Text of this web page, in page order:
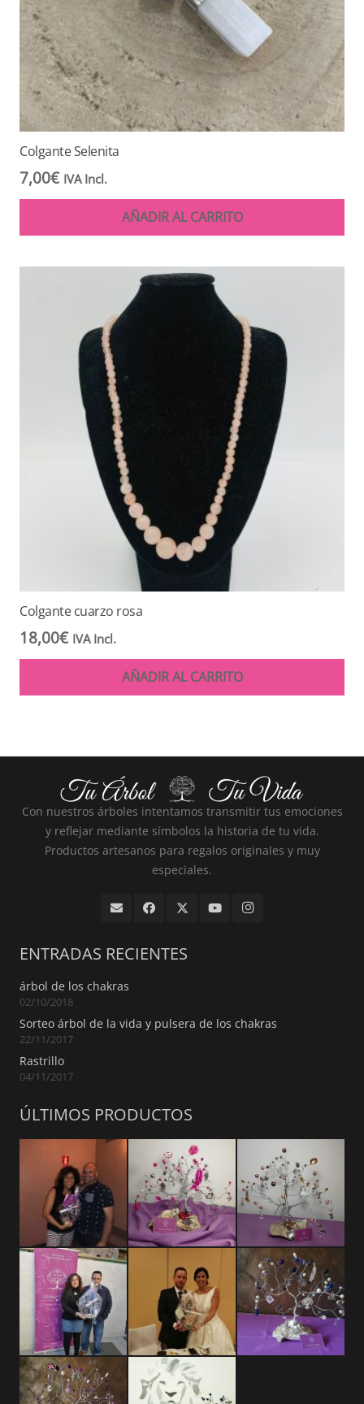
Colgante Selenita
7,00€ IVA Incl.
AÑADIR AL CARRITO
Colgante cuarzo rosa
18,00€ IVA Incl.
AÑADIR AL CARRITO
Con nuestros árboles intentamos transmitir tus emociones
y reflejar mediante símbolos la historia de tu vida.
Productos artesanos para regalos originales y muy
especiales.
ENTRADAS RECIENTES
árbol de los chakras
02/10/2018
Sorteo árbol de la vida y pulsera de los chakras
22/11/2017
Rastrillo
04/11/2017
ÚLTIMOS PRODUCTOS